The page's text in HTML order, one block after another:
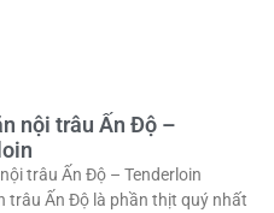
nội trâu Ấn Độ –
trâu Ấn Độ – Tenderloin
trâu Ấn Độ là phần thịt quý nhất